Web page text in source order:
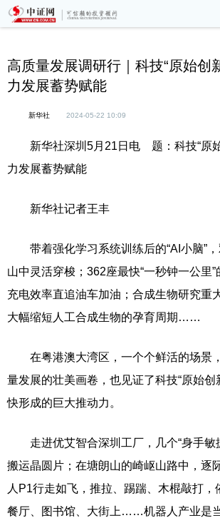
高质量发展调研行｜科技“原始创
力发展蓄势赋能
新华社 2024-05-22 10:09
新华社深圳5月21日电 题：科技“原始
力发展蓄势赋能
新华社记者王丰
带着强化学习系统训练后的“AI小脑”，
山中灵活穿梭；362座最快“一秒钟一公里
充电效率直追油车加油；合成生物研究重
大幅缩短人工合成生物的孕育周期……
在粤港澳大湾区，一个个鲜活的场景
量发展的壮美画卷，也见证了科技“原始创
快形成的巨大推动力。
走进优艾智合深圳工厂，几个“身手敏
搬运晶圆片；在塘朗山的崎岖山路中，逐
人P1行走如飞，推拉、踢踹、木棍敲打，
餐厅、图书馆、大街上……机器人产业是